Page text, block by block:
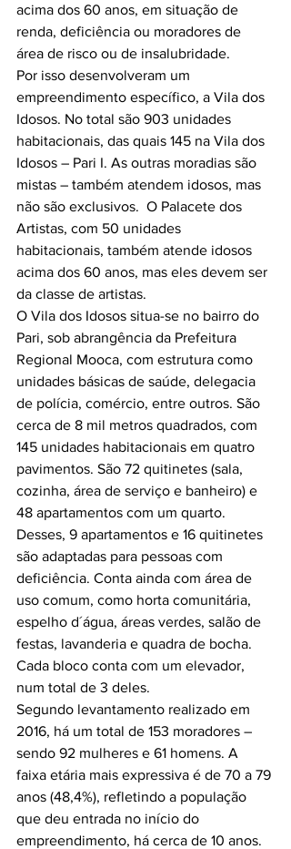
acima dos 60 anos, em situação de
renda, deficiência ou moradores de
área de risco ou de insalubridade.
Por isso desenvolveram um
empreendimento específico, a Vila dos
Idosos. No total são 903 unidades
habitacionais, das quais 145 na Vila dos
Idosos – Pari I. As outras moradias são
mistas – também atendem idosos, mas
não são exclusivos.  O Palacete dos
Artistas, com 50 unidades
habitacionais, também atende idosos
acima dos 60 anos, mas eles devem ser
da classe de artistas.
O Vila dos Idosos situa-se no bairro do
Pari, sob abrangência da Prefeitura
Regional Mooca, com estrutura como
unidades básicas de saúde, delegacia
de polícia, comércio, entre outros. São
cerca de 8 mil metros quadrados, com
145 unidades habitacionais em quatro
pavimentos. São 72 quitinetes (sala,
cozinha, área de serviço e banheiro) e
48 apartamentos com um quarto.
Desses, 9 apartamentos e 16 quitinetes
são adaptadas para pessoas com
deficiência. Conta ainda com área de
uso comum, como horta comunitária,
espelho d´água, áreas verdes, salão de
festas, lavanderia e quadra de bocha.
Cada bloco conta com um elevador,
num total de 3 deles.
Segundo levantamento realizado em
2016, há um total de 153 moradores –
sendo 92 mulheres e 61 homens. A
faixa etária mais expressiva é de 70 a 79
anos (48,4%), refletindo a população
que deu entrada no início do
empreendimento, há cerca de 10 anos.